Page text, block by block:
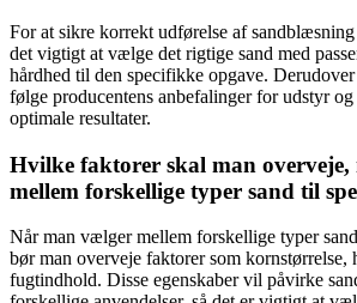
For at sikre korrekt udførelse af sandblæsning
det vigtigt at vælge det rigtige sand med
hårdhed til den specifikke opgave.
følge producentens anbefalinger for udstyr
optimale resultater.
Hvilke faktorer skal man
mellem forskellige typer sand til
Når man vælger mellem forskellige typer
bør man overveje faktorer som kornstørrelse,
fugtindhold. Disse egenskaber vil påvirke